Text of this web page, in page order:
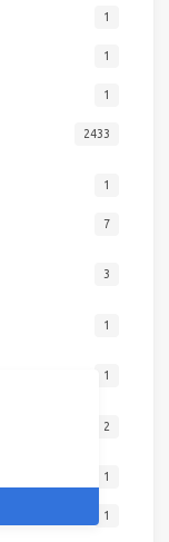
1
1
1
2433
1
7
3
1
1
2
1
1